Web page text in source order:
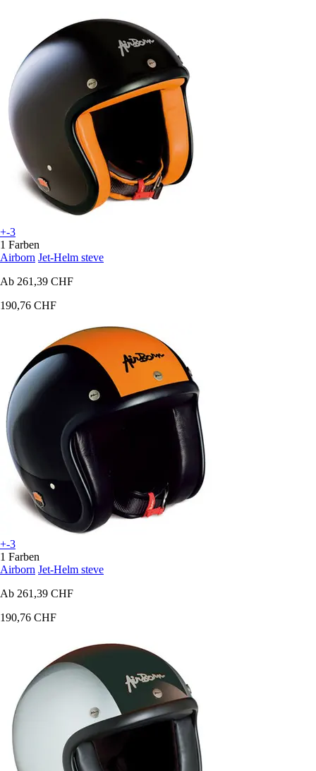
+-3
1 Farben
Airborn Jet-Helm steve
Ab 261,39 CHF
190,76 CHF
+-3
1 Farben
Airborn Jet-Helm steve
Ab 261,39 CHF
190,76 CHF